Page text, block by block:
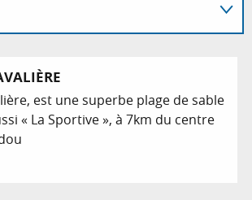
est une superbe plage de sable
« La Sportive », à 7km du centre